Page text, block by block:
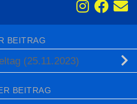
BEITRAG
(25.11.2023)
BEITRAG